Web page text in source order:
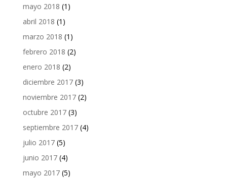
mayo 2018 (1)
abril 2018 (1)
marzo 2018 (1)
febrero 2018 (2)
enero 2018 (2)
diciembre 2017(3)
noviembre 2017(2)
octubre 2017(3)
septiembre 2017(4)
julio 2017(5)
junio 2017(4)
mayo 2017(5)